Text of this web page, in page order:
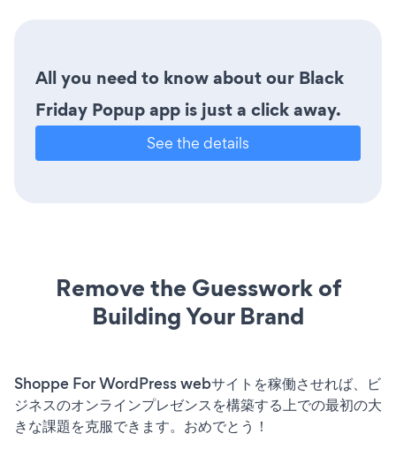
All you need to know about our Black
Friday Popup app is just a click away.
See the details
Remove the Guesswork of
Building Your Brand
Shoppe For WordPress webサイトを稼働させれば、ビ
ジネスのオンラインプレゼンスを構築する上での最初の大
きな課題を克服できます。おめでとう！